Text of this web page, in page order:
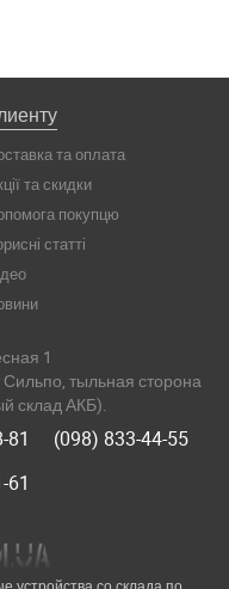
та оплата
та скидки
покупцю
статті
1
тыльная сторона
склад АКБ).
81
(098) 833-44-55
61